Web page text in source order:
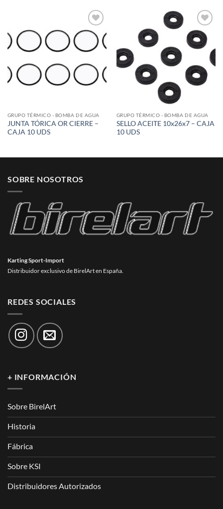
Add to
wishlist
GRUPO TÉRMICO - BOMBA DE AGUA
JUNTA TÓRICA OR CIERRE –
CAJA 10 UDS
Add to
wishlist
GRUPO TÉRMICO - BOMBA DE AGUA
SELLO ACEITE 10x26x7 – CAJA
10 UDS
SOBRE NOSOTROS
Karting Sport-Import
Distribuidor exclusivo de BirelArt en España.
REDES SOCIALES
+ INFORMACIÓN
Sobre BirelArt
Historia
Fábrica
Sobre KSI
Distribuidores Autorizados